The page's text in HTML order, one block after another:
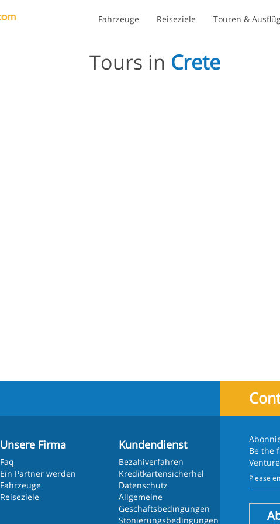
Fahrzeuge Reiseziele Touren &
Tours in Crete
Unsere Firma
Faq
Ein Partner werden
Fahrzeuge
Reiseziele
Kundendienst
Bezahiverfahren
Kreditkartensicherhel
Datenschutz
Allgemeine
Geschäftsbedingungen
Stonierungsbedingungen
Be the